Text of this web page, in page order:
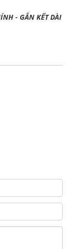
- GẮN KẾT DÀI